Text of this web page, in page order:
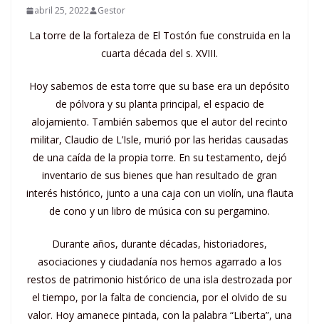
Pueblo
abril 25, 2022 Gestor
La torre de la fortaleza de El Tostón fue construida en la
cuarta década del s. XVIII.
Hoy sabemos de esta torre que su base era un depósito
de pólvora y su planta principal, el espacio de
alojamiento. También sabemos que el autor del recinto
militar, Claudio de L’Isle, murió por las heridas causadas
de una caída de la propia torre. En su testamento, dejó
inventario de sus bienes que han resultado de gran
interés histórico, junto a una caja con un violín, una flauta
de cono y un libro de música con su pergamino.
Durante años, durante décadas, historiadores,
asociaciones y ciudadanía nos hemos agarrado a los
restos de patrimonio histórico de una isla destrozada por
el tiempo, por la falta de conciencia, por el olvido de su
valor. Hoy amanece pintada, con la palabra “Liberta”, una